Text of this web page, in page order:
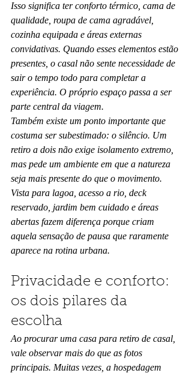
Isso significa ter conforto térmico, cama de
qualidade, roupa de cama agradável,
cozinha equipada e áreas externas
convidativas. Quando esses elementos estão
presentes, o casal não sente necessidade de
sair o tempo todo para completar a
experiência. O próprio espaço passa a ser
parte central da viagem.
Também existe um ponto importante que
costuma ser subestimado: o silêncio. Um
retiro a dois não exige isolamento extremo,
mas pede um ambiente em que a natureza
seja mais presente do que o movimento.
Vista para lagoa, acesso a rio, deck
reservado, jardim bem cuidado e áreas
abertas fazem diferença porque criam
aquela sensação de pausa que raramente
aparece na rotina urbana.
Privacidade e conforto:
os dois pilares da
escolha
Ao procurar uma casa para retiro de casal,
vale observar mais do que as fotos
principais. Muitas vezes, a hospedagem